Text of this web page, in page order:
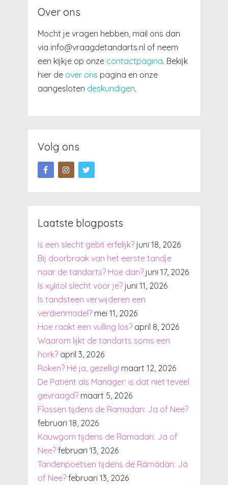
Over ons
Mocht je vragen hebben, mail ons dan
via info@vraagdetandarts.nl of neem
een kijkje op onze contactpagina. Bekijk
hier de over ons pagina en onze
aangesloten deskundigen.
Volg ons
Laatste blogposts
Is een slecht gebit erfelijk? juni 18, 2026
Bij doorbraak van het eerste tandje
naar de tandarts? Hoe dan? juni 17, 2026
Is xylitol slecht voor je? juni 11, 2026
Is tandsteen verwijderen een
verdienmodel? mei 11, 2026
Hoe raakt een vulling los? april 8, 2026
Waarom lijkt de tandarts soms een
hork? april 3, 2026
Roken? Hé ja, gezellig! maart 12, 2026
De Patiënt als Manager: is dat niet teveel
gevraagd? maart 5, 2026
Flossen tijdens de Ramadan: Ja of Nee?
februari 18, 2026
Kauwgom tijdens de Ramadan: Ja of
Nee? februari 13, 2026
Tandenpoetsen tijdens de Ramadan: Ja
of Nee? februari 13, 2026